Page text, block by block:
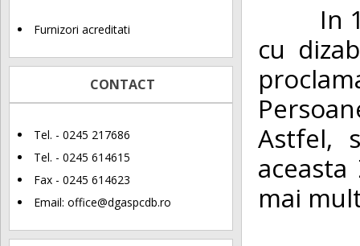
Furnizori acreditati
CONTACT
Tel. - 0245 217686
Tel. - 0245 614615
Fax - 0245 614623
Email: office@dgaspcdb.ro
In
cu
Astfel,
mai